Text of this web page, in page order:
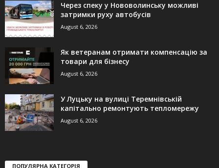
Через спеку у Нововолинську можливі
затримки руху автобусів
August 6, 2026
Як ветеранам отримати компенсацію за
товари для бізнесу
August 6, 2026
У Луцьку на вулиці Теремнівській
капітально ремонтують тепломережу
August 6, 2026
ПОПУЛЯРНА КАТЕГОРІЯ